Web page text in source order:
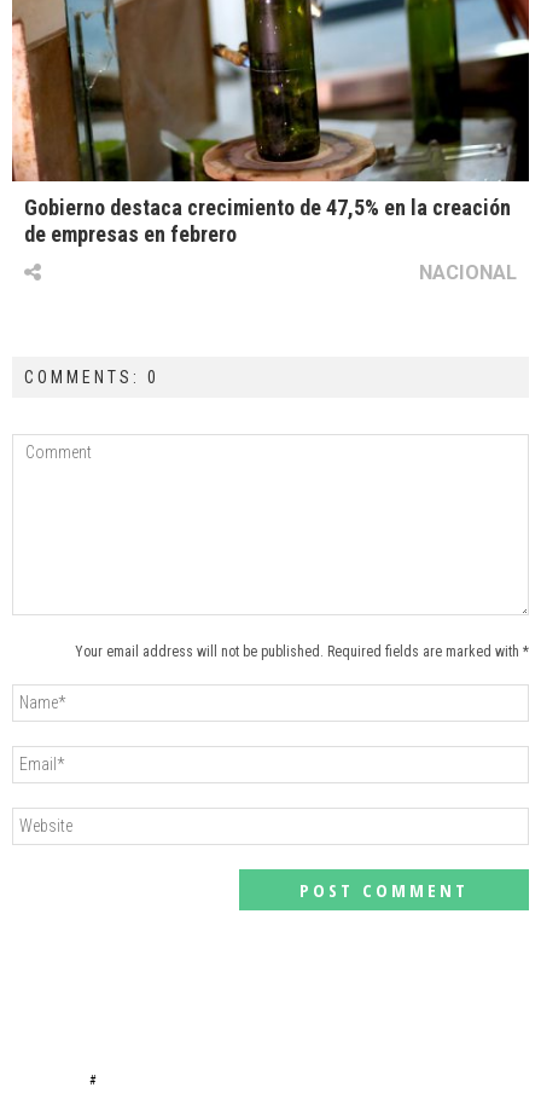
Gobierno destaca crecimiento de 47,5% en la creación
de empresas en febrero
NACIONAL
COMMENTS: 0
Your email address will not be published. Required fields are marked with *
#